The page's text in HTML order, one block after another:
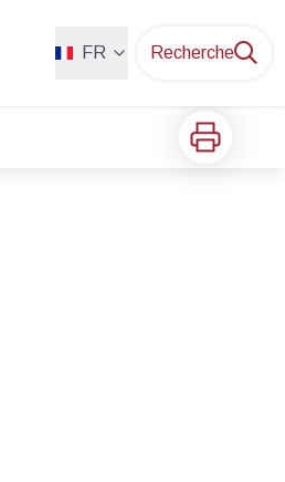
FR Recherche
Imprimer